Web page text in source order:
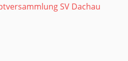
SV Dachau